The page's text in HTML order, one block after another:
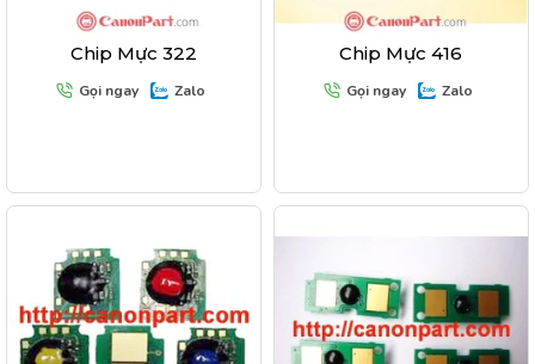
Chip Mực 322
Gọi ngay Zalo
Chip Mực 416
Gọi ngay Zalo